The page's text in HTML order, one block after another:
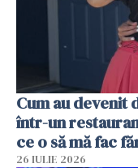
Cum au devenit
într-un
ce o să mă fac
26 IULIE 2026